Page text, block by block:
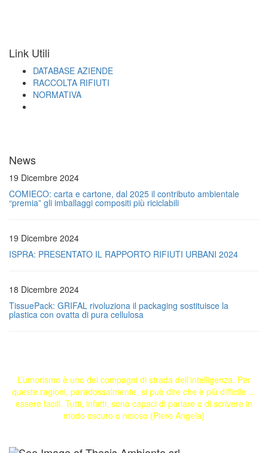
Link Utili
DATABASE AZIENDE
RACCOLTA RIFIUTI
NORMATIVA
News
19 Dicembre 2024
COMIECO: carta e cartone, dal 2025 il contributo ambientale
“premia” gli imballaggi compositi più riciclabili
19 Dicembre 2024
ISPRA: PRESENTATO IL RAPPORTO RIFIUTI URBANI 2024
18 Dicembre 2024
TissuePack: GRIFAL rivoluziona il packaging sostituisce la
plastica con ovatta di pura cellulosa
L’umorismo è uno dei compagni di strada dell’intelligenza. Per
queste ragioni, paradossalmente, si può dire che è più difficile …
essere facili. Tutti, infatti, sono capaci di parlare o di scrivere in
modo oscuro o noioso (Piero Angela)